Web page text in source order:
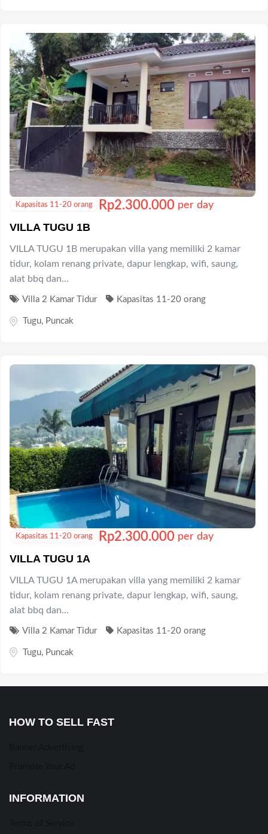
Kapasitas 11-20 orang Rp2.300.000 per day
VILLA TUGU 1B
VILLA TUGU 1B merupakan villa yang memiliki 2 kamar
tidur, kolam renang private, dapur lengkap, wifi, saung,
alat bbq dan...
Villa 2 Kamar Tidur Kapasitas 11-20 orang
Tugu, Puncak
Kapasitas 11-20 orang Rp2.300.000 per day
VILLA TUGU 1A
VILLA TUGU 1A merupakan villa yang memiliki 2 kamar
tidur, kolam renang private, dapur lengkap, wifi, saung,
alat bbq dan...
Villa 2 Kamar Tidur Kapasitas 11-20 orang
Tugu, Puncak
Banner Advertising
Promote Your Ad
INFORMATION
HELP & SUPPORT